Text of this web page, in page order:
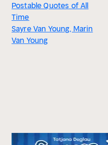
Postable Quotes of All
Time
Sayre Van Young, Marin
Van Young